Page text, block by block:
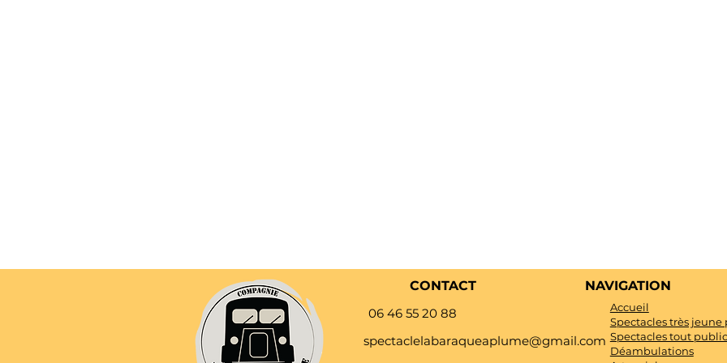
CONTACT
06 46 55 20 88
spectaclelabaraqueaplume@gmail.com
NAVIGATION
Accueil
Spectacles très jeune
Spectacles tout public
Déambulations